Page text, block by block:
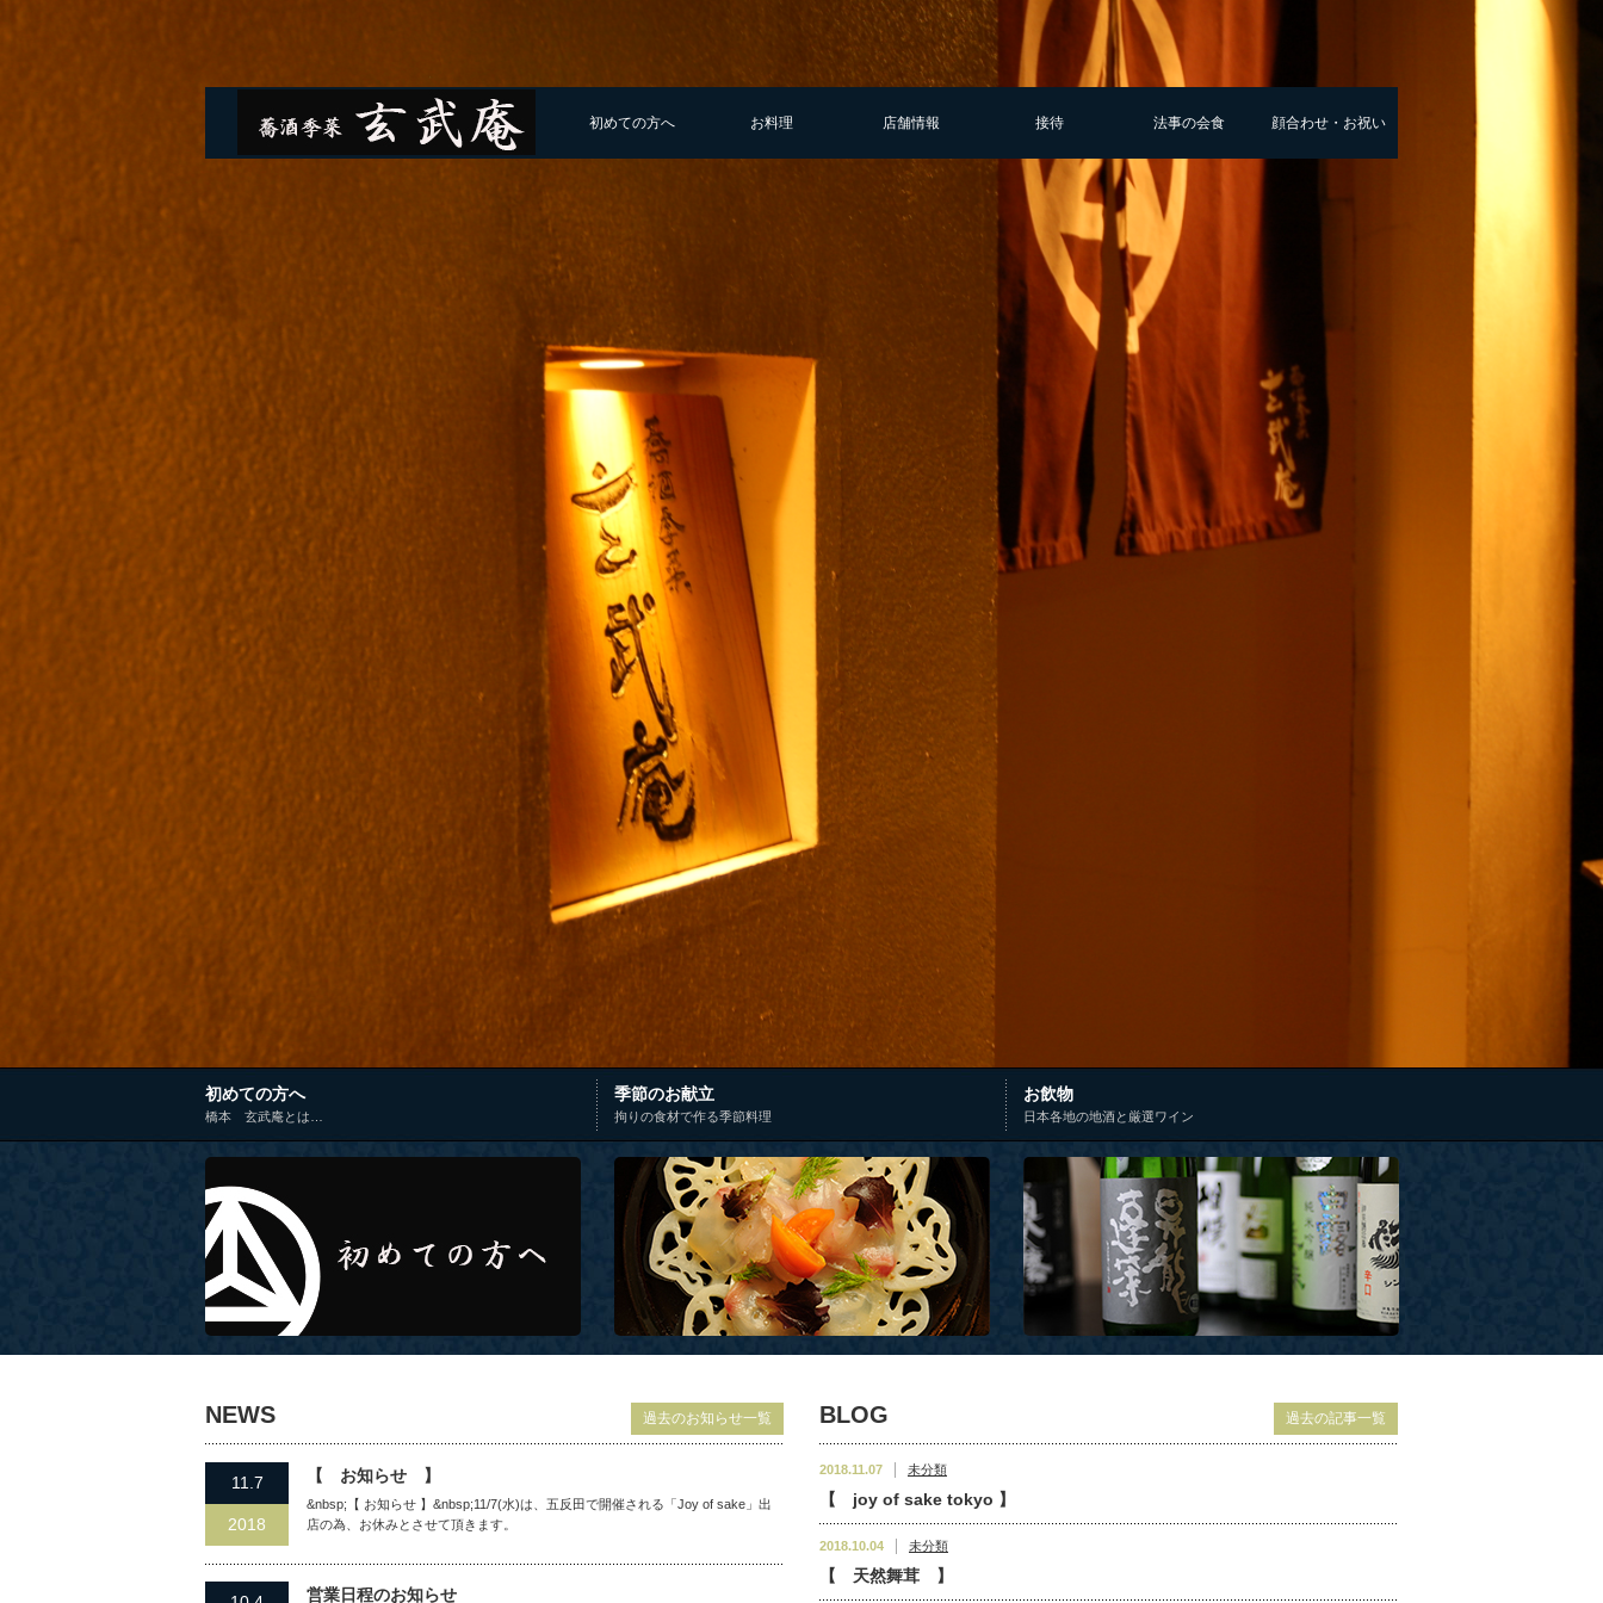
初めての方へ お料理 店舗情報 接待 法事の会食 顔合わせ・お祝い
初めての方へ
橋本 玄武庵とは…
季節のお献立
拘りの食材で作る季節料理
お飲物
日本各地の地酒と厳選ワイン
NEWS
11.7
2018
【 お知らせ 】
&nbsp;【 お知らせ 】&nbsp;11/7(水)は、五反田で開催される「Joy of sake」出
店の為、お休みとさせて頂きます。
営業日程のお知らせ
過去のお知らせ一覧 BLOG
2018.11.07 未分類
【 joy of sake tokyo 】
2018.10.04 未分類
【 天然舞茸 】
過去の記事一覧